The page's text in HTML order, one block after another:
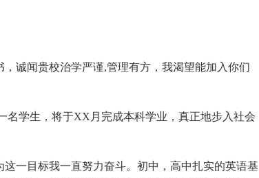
闻贵校治学严谨,管理有方，我渴望能加入你们
学生，将于XX月完成本科学业，真正地步入社会
目标我一直努力奋斗。初中，高中扎实的英语基